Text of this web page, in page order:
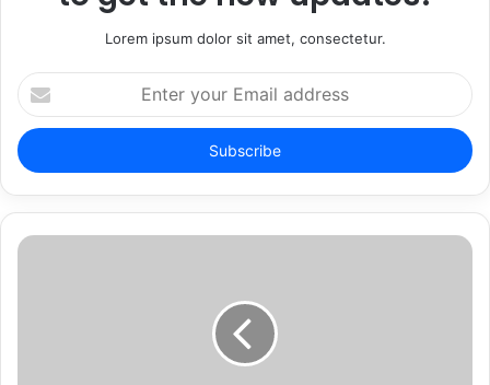
Lorem ipsum dolor sit amet, consectetur.
Enter
your
Email
address